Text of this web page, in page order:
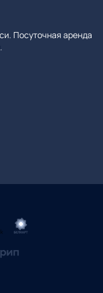
Посуточная аренда